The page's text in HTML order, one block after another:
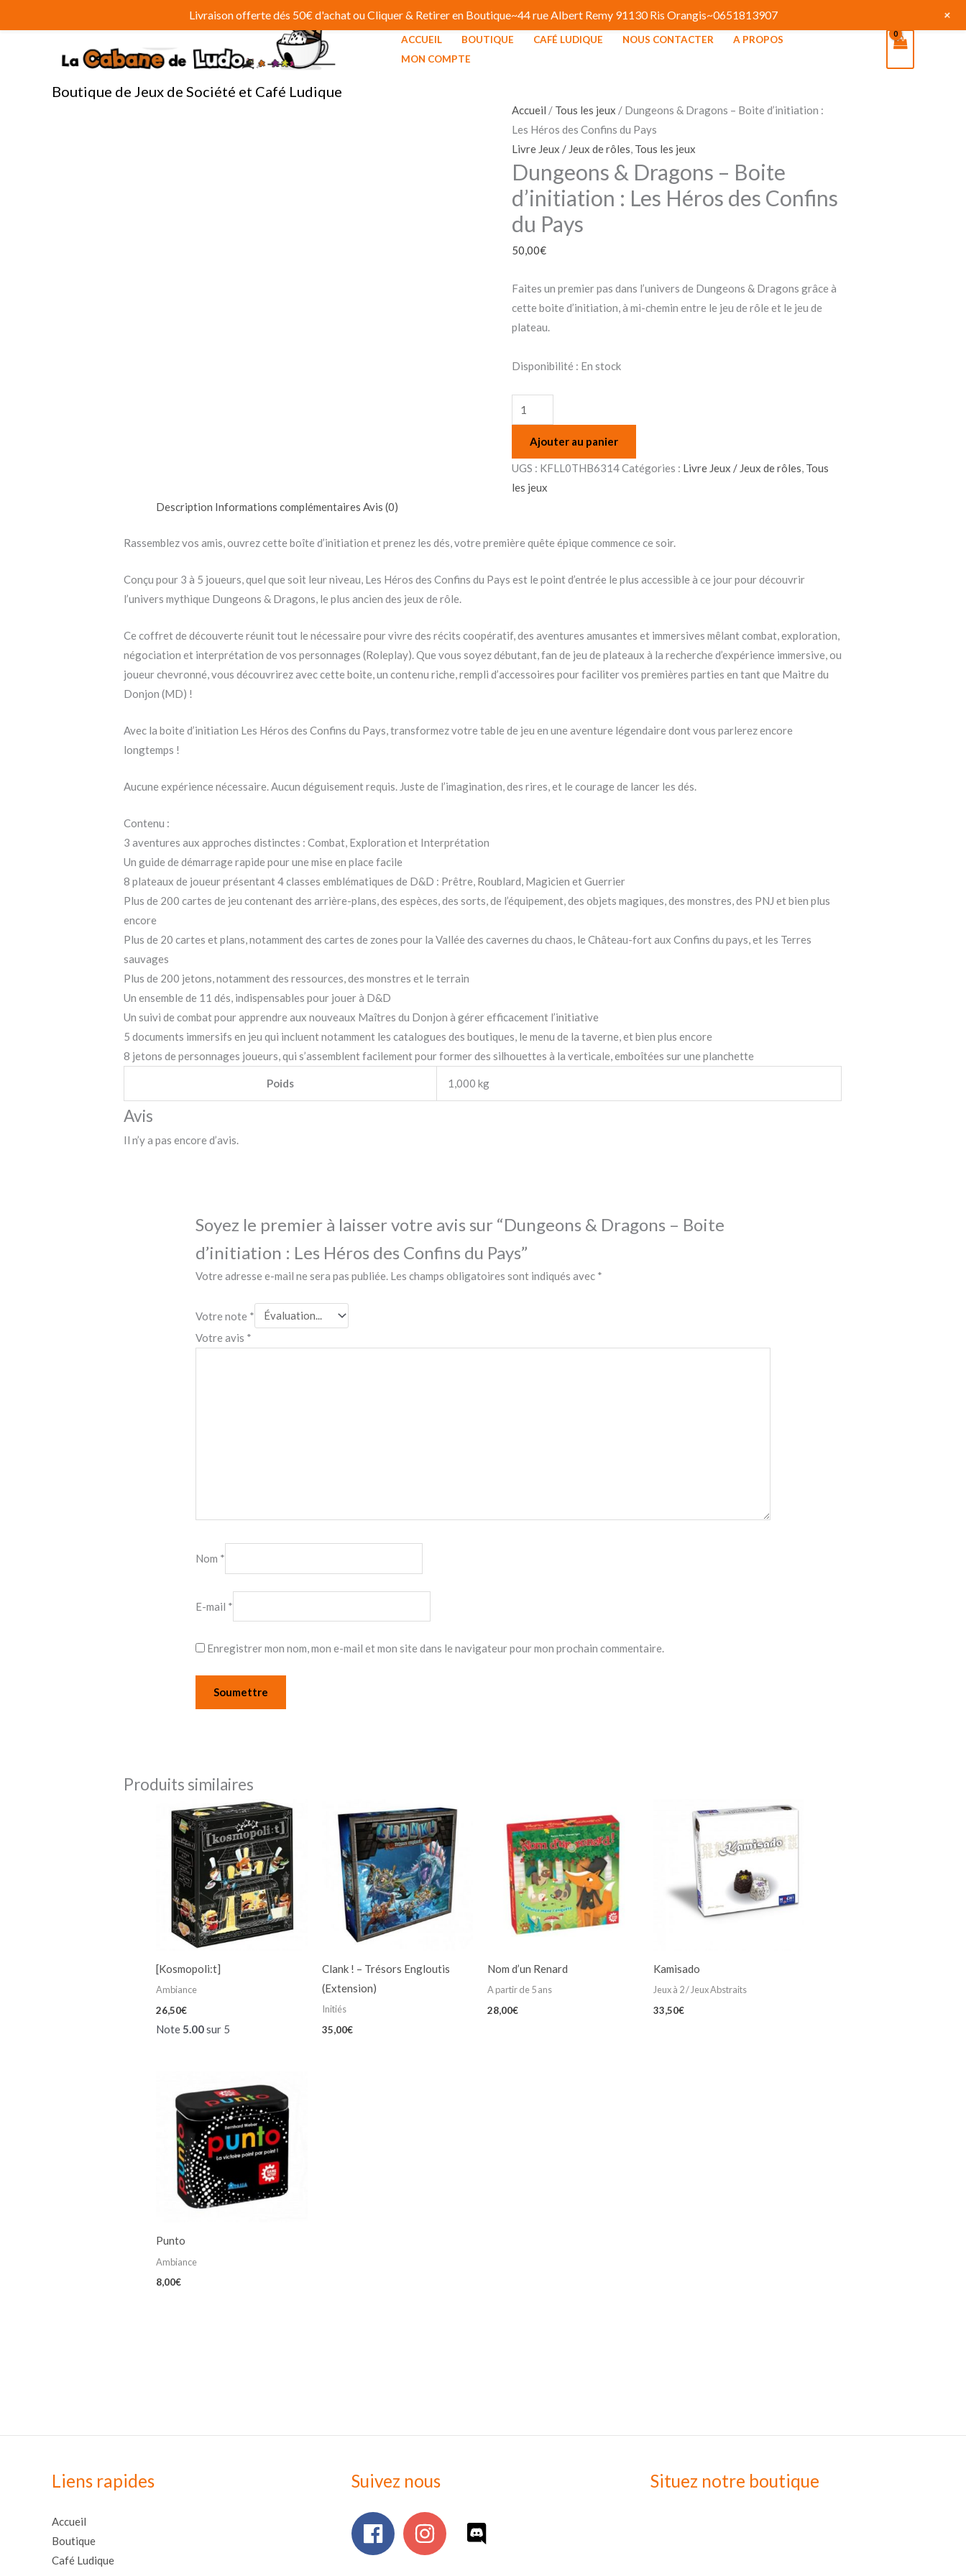
au
Boutique de Jeux de Société et Café Ludique
ACCUEIL BOUTIQUE CAFÉ LUDIQUE NOUS CONTACTER
A PROPOS
MON COMPTE
Accueil / Tous les jeux / Dungeons & Dragons – Boite d’initiation :
Les Héros des Confins du Pays
Livre Jeux / Jeux de rôles, Tous les jeux
Dungeons & Dragons – Boite
d’initiation : Les Héros des Confins
du Pays
50,00€
Faites un premier pas dans l’univers de Dungeons & Dragons grâce à
cette boite d’initiation, à mi-chemin entre le jeu de rôle et le jeu de
plateau.
Disponibilité : En stock
&
Dragons
-
Boite
d'initiation
:
Les
Héros
Confins
du
Pays
Ajouter au panier
UGS : KFLL0THB6314Catégories : Livre Jeux / Jeux de rôles, Tous
les jeux
Description Informations complémentaires Avis (0)
Rassemblez vos amis, ouvrez cette boîte d’initiation et prenez les dés, votre première quête épique commence ce soir.
Conçu pour 3 à 5 joueurs, quel que soit leur niveau, Les Héros des Confins du Pays est le point d’entrée le plus accessible à ce jour pour découvrir
l’univers mythique Dungeons & Dragons, le plus ancien des jeux de rôle.
Ce coffret de découverte réunit tout le nécessaire pour vivre des récits coopératif, des aventures amusantes et immersives mêlant combat, exploration,
négociation et interprétation de vos personnages (Roleplay). Que vous soyez débutant, fan de jeu de plateaux à la recherche d’expérience immersive, ou
joueur chevronné, vous découvrirez avec cette boite, un contenu riche, rempli d’accessoires pour faciliter vos premières parties en tant que Maitre du
Donjon (MD) !
Avec la boite d’initiation Les Héros des Confins du Pays, transformez votre table de jeu en une aventure légendaire dont vous parlerez encore
longtemps !
Aucune expérience nécessaire. Aucun déguisement requis. Juste de l’imagination, des rires, et le courage de lancer les dés.
Contenu :
3 aventures aux approches distinctes : Combat, Exploration et Interprétation
Un guide de démarrage rapide pour une mise en place facile
8 plateaux de joueur présentant 4 classes emblématiques de D&D : Prêtre, Roublard, Magicien et Guerrier
Plus de 200 cartes de jeu contenant des arrière-plans, des espèces, des sorts, de l’équipement, des objets magiques, des monstres, des PNJ et bien plus
encore
Plus de 20 cartes et plans, notamment des cartes de zones pour la Vallée des cavernes du chaos, le Château-fort aux Confins du pays, et les Terres
sauvages
Plus de 200 jetons, notamment des ressources, des monstres et le terrain
Un ensemble de 11 dés, indispensables pour jouer à D&D
Un suivi de combat pour apprendre aux nouveaux Maîtres du Donjon à gérer efficacement l’initiative
5 documents immersifs en jeu qui incluent notamment les catalogues des boutiques, le menu de la taverne, et bien plus encore
8 jetons de personnages joueurs, qui s’assemblent facilement pour former des silhouettes à la verticale, emboîtées sur une planchette
Poids 1,000 kg
Avis
Il n’y a pas encore d’avis.
Soyez le premier à laisser votre avis sur “Dungeons & Dragons – Boite
d’initiation : Les Héros des Confins du Pays”
Votre adresse e-mail ne sera pas publiée. Les champs obligatoires sont indiqués avec *
Votre note *
Votre avis *
Nom *
E-mail *
Enregistrer mon nom, mon e-mail et mon site dans le navigateur pour mon prochain commentaire.
Produits similaires
[Kosmopoli:t]
Ambiance
26,50€
Note5.00sur 5
Clank ! – Trésors Engloutis
(Extension)
Initiés
35,00€
Nom d’un Renard
A partir de 5 ans
28,00€
Kamisado
Jeux à 2 / Jeux Abstraits
33,50€
Punto
Ambiance
8,00€
Liens rapides
Accueil
Boutique
Café Ludique
Suivez nous Situez notre boutique
Livraison offerte dés 50€ d'achat ou Cliquer & Retirer en Boutique~44 rue Albert Remy 91130 Ris Orangis~0651813907 +